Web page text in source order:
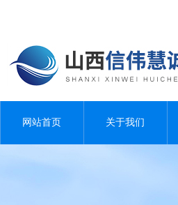
网站首页 关于我们